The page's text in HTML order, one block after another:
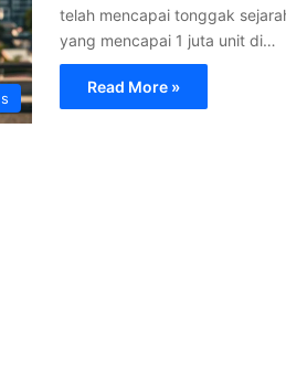
telah mencapai tonggak
yang mencapai 1 juta unit di…
Read More »